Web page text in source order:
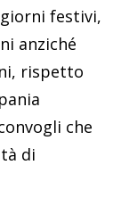
festivi,
anziché
rispetto
che
di